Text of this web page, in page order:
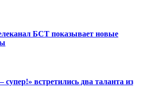
БСТ показывает новые
встретились два таланта из